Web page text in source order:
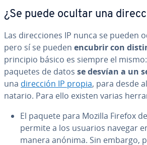
¿Se puede ocultar una
Las di­re­c­cio­nes IP nunca se pueden
pero sí se pueden encubrir con
principio básico es siempre el
paquetes de datos se desvían a un
una dirección IP propia, para desde
na­ta­rio. Para ello existen varias
El paquete para Mozilla Firefox
permite a los usuarios navegar
manera anónima. Sin embargo,